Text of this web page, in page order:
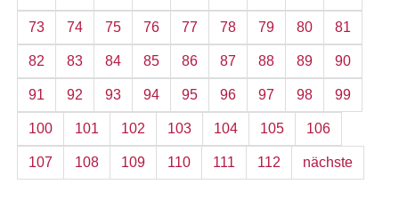
73 74 75 76 77 78 79 80 81
82 83 84 85 86 87 88 89 90
91 92 93 94 95 96 97 98 99
100 101 102 103 104 105 106
107 108 109 110 111 112 nächste